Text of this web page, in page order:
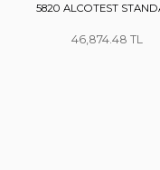
5820 ALCOTEST
46,874.48